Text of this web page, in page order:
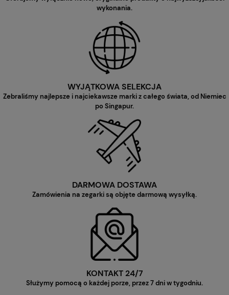
wykonania.
WYJĄTKOWA SELEKCJA
Zebraliśmy najlepsze i najciekawsze marki z całego świata, od Niemiec
po Singapur.
DARMOWA DOSTAWA
Zamówienia na zegarki są objęte darmową wysyłką.
KONTAKT 24/7
Służymy pomocą o każdej porze, przez 7 dni w tygodniu.